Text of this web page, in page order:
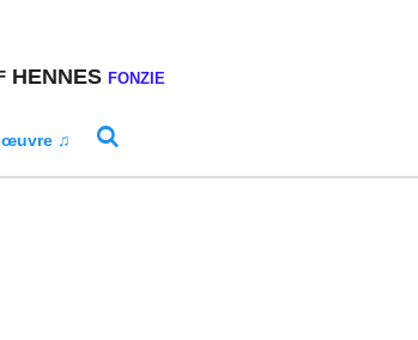
HENNES FONZIE
œuvre ♫